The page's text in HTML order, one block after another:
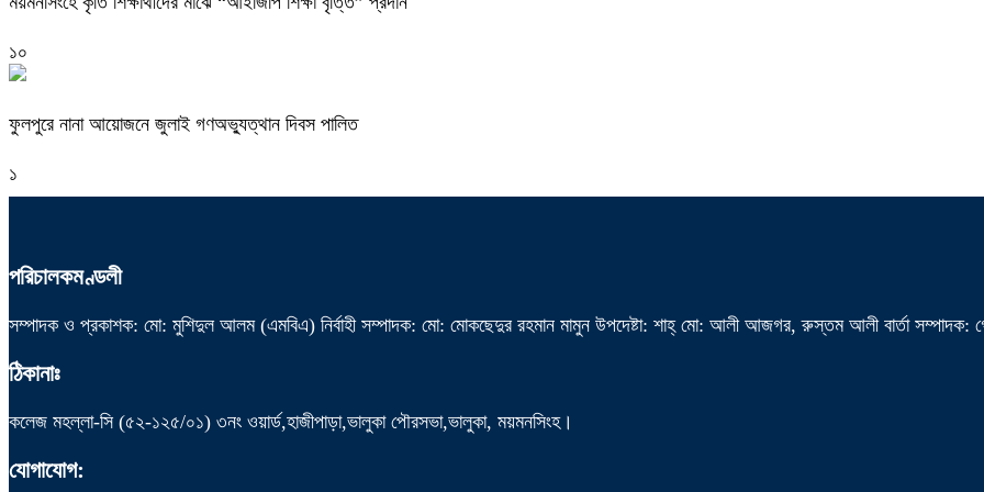
১০
ফুলপুরে নানা আয়োজনে জুলাই গণঅভ্যুত্থান দিবস পালিত
১
পরিচালকমণ্ডলী
সম্পাদক ও প্রকাশক: মো: মুশিদুল আলম (এমবিএ) নির্বাহী সম্পাদক: মো: মোকছেদুর রহমান মামুন উপদেষ্টা: শাহ্ মো: আলী আজগর, রুস্তম আলী বার্তা সম্পাদক:
ঠিকানাঃ
কলেজ মহল্লা-সি (৫২-১২৫/০১) ৩নং ওয়ার্ড,হাজীপাড়া,ভালুকা পৌরসভা,ভালুকা, ময়মনসিংহ।
যোগাযোগ: